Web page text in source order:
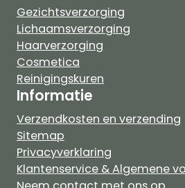
Gezichtsverzorging
Lichaamsverzorging
Haarverzorging
Cosmetica
Reinigingskuren
Informatie
Verzendkosten en verzending
Sitemap
Privacyverklaring
Klantenservice & Algemene